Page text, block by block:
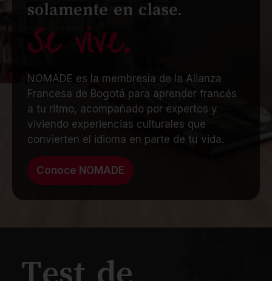
solamente en clase.
Se vive.
NOMADE es la membresía de la Alianza
Francesa de Bogotá para aprender francés
a tu ritmo, acompañado por expertos y
viviendo experiencias culturales que
convierten el idioma en parte de tu vida.
Conoce NOMADE
Test de